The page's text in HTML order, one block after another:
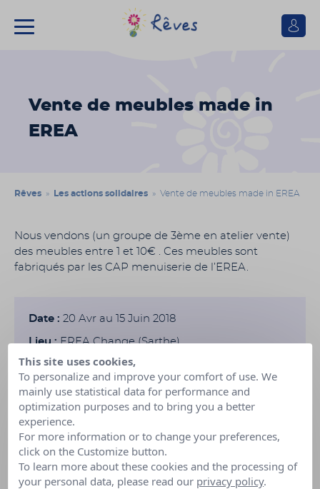
Se
Vente de meubles made in
EREA
Rêves » Les actions solidaires » Vente de meubles made in EREA
Nous vendons (un groupe de 3ème en atelier vente)
des meubles entre 1 et 10€ . Ces meubles sont
fabriqués par les CAP menuiserie de l’EREA.
Date : 20 Avr au 15 Juin 2018
Lieu :EREA Change (Sarthe)
This site uses cookies,
To personalize and improve your comfort of use. We
mainly use statistical data for performance and
optimization purposes and to bring you a better
experience.
For more information or to change your preferences,
click on the Customize button.
To learn more about these cookies and the processing of
your personal data, please read our privacy policy.